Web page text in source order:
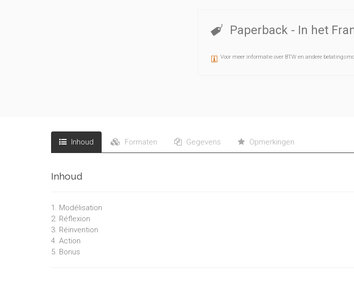
Paperback - In het
Voor meer informatie over BTW en andere
Inhoud Formaten Gegevens Opmerkingen
Inhoud
1. Modélisation
2. Réflexion
3. Réinvention
4. Action
5. Bonus